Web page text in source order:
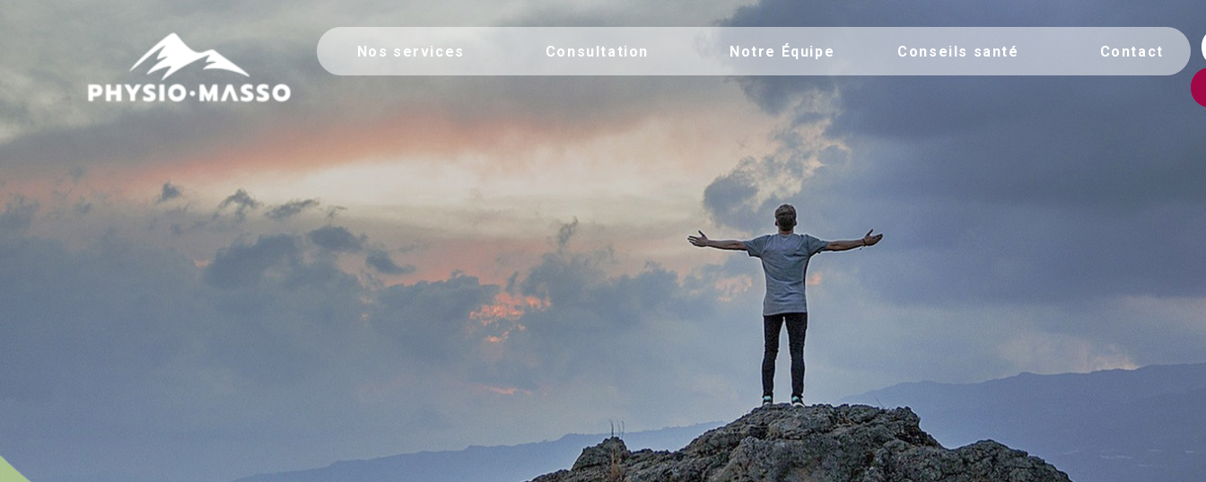
Physio-Masso MP
Nos services Consultation Notre Équipe Conseils santé Contact